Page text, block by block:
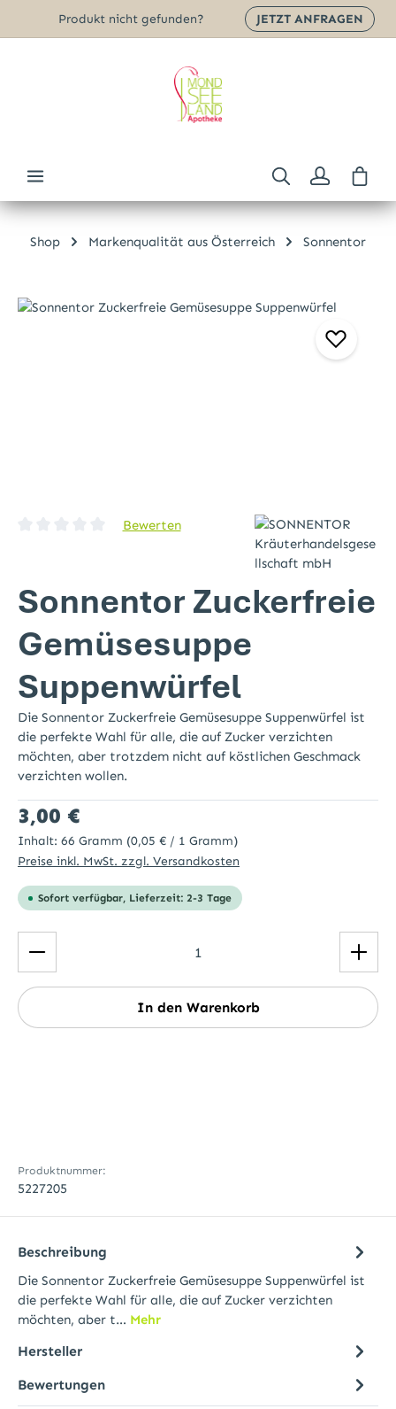
Zum Hauptinhalt springen
Produkt nicht gefunden? JETZT ANFRAGEN
Shop Markenqualität aus Österreich Sonnentor
Bildergalerie überspringen
Durchschnittliche Bewertung von 0 von 5 Sternen
Bewerten
Sonnentor Zuckerfreie
Gemüsesuppe
Suppenwürfel
Die Sonnentor Zuckerfreie Gemüsesuppe Suppenwürfel ist
die perfekte Wahl für alle, die auf Zucker verzichten
möchten, aber trotzdem nicht auf köstlichen Geschmack
verzichten wollen.
Regulärer Preis:
3,00 €
Inhalt: 66 Gramm (0,05 € / 1 Gramm)
Preise inkl. MwSt. zzgl. Versandkosten
Sofort verfügbar, Lieferzeit: 2-3 Tage
Produkt Anzahl: Gib den gewünschten Wert ein
In den Warenkorb
Produktnummer:
5227205
Beschreibung
Die Sonnentor Zuckerfreie Gemüsesuppe Suppenwürfel ist
die perfekte Wahl für alle, die auf Zucker verzichten
möchten, aber t… Mehr
Hersteller
Bewertungen